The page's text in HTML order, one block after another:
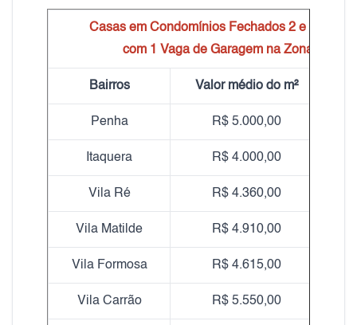
Casas em Condomínios Fechados 2 e 3
com 1 Vaga de Garagem na Zona Leste
Bairros Valor médio do m²
Penha R$ 5.000,00
Itaquera R$ 4.000,00
Vila Ré R$ 4.360,00
Vila Matilde R$ 4.910,00
Vila Formosa R$ 4.615,00
Vila Carrão R$ 5.550,00